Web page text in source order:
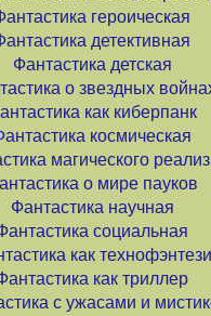
героическая
детективная
Фантастика детская
о звездных
как киберпанк
космическая
магического
о мире пауков
Фантастика научная
социальная
как технофэнтези
как триллер
с ужасами и